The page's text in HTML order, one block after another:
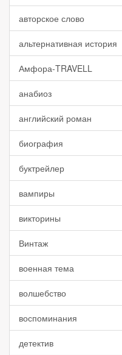
авторское слово
альтернативная история
Амфора-TRAVELL
анабиоз
английский роман
биография
буктрейлер
вампиры
викторины
Винтаж
военная тема
волшебство
воспоминания
детектив